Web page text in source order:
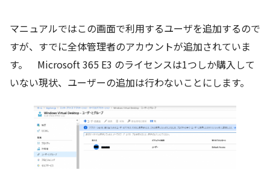
マニュアルではこの画面で利用するユーザを追加するので
すが、すでに全体管理者のアカウントが追加されていま
す。 Microsoft 365 E3 のライセンスは1つしか購入して
いない現状、ユーザーの追加は行わないことにします。